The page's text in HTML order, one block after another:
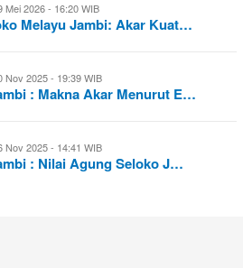
Mei 2026 - 16:20 WIB
Melayu Jambi: Akar Kuat…
Nov 2025 - 19:39 WIB
: Makna Akar Menurut E…
Nov 2025 - 14:41 WIB
: Nilai Agung Seloko J…